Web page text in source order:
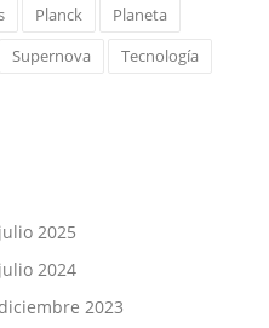
Planck
Planeta
Supernova
Tecnología
julio 2025
julio 2024
diciembre 2023